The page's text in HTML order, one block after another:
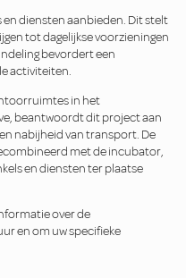
en diensten aanbieden. Dit stelt
tot dagelijkse voorzieningen
bevordert een
activiteiten.
in het
beantwoordt dit project aan
nabijheid van transport. De
met de incubator,
en diensten ter plaatse
over de
en om uw specifieke